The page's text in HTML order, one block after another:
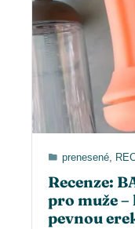
prenesené,
Recenze:
pro muže –
pevnou